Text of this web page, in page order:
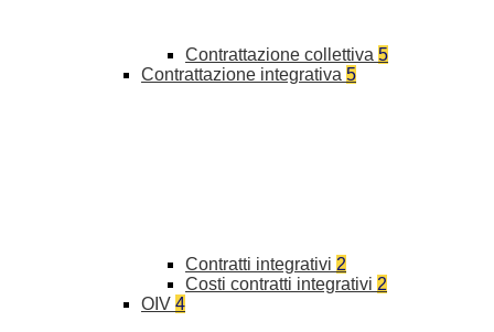
Contrattazione collettiva 5
Contrattazione integrativa 5
Contratti integrativi 2
Costi contratti integrativi 2
OIV 4